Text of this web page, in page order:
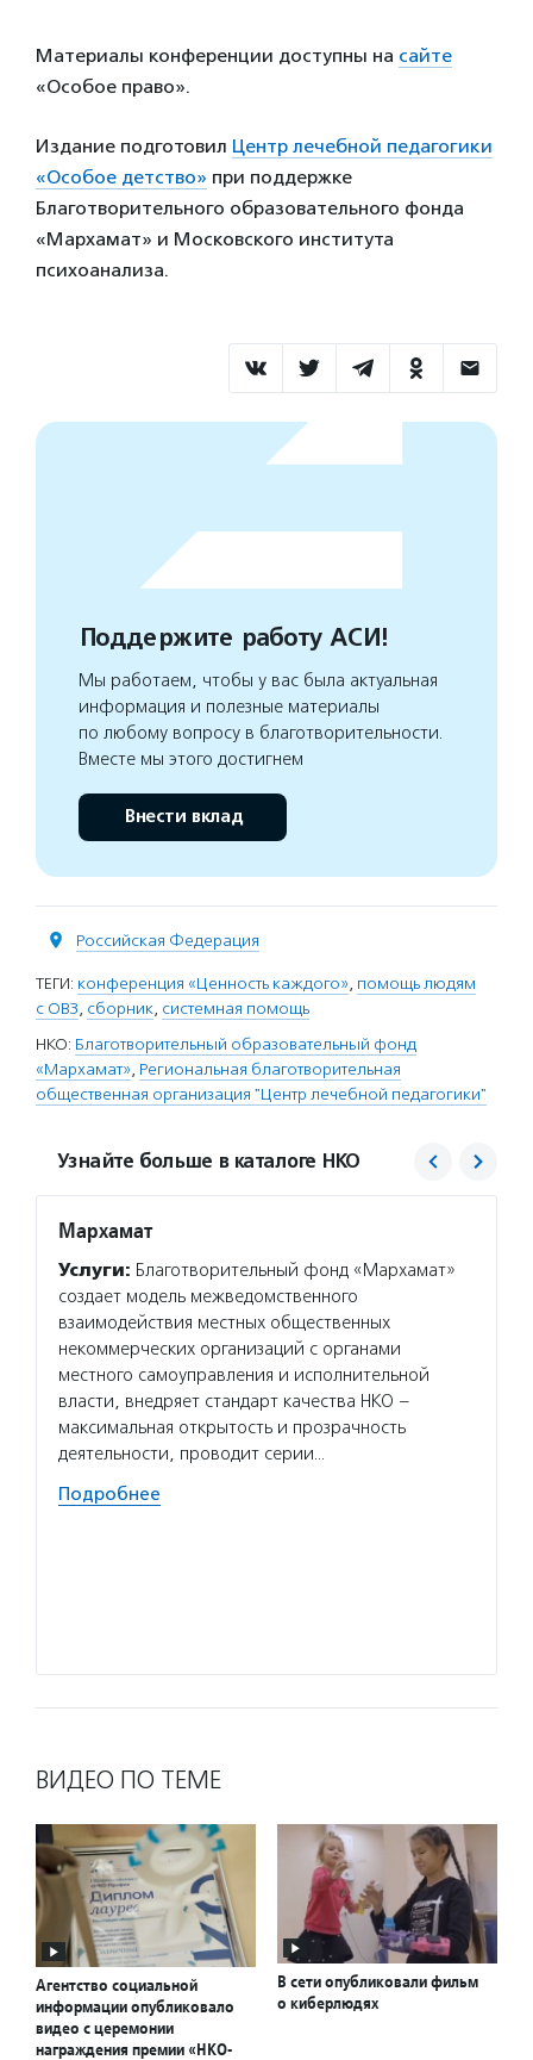
Материалы конференции доступны на сайте
«Особое право».
Издание подготовил Центр лечебной педагогики
«Особое детство» при поддержке
Благотворительного образовательного фонда
«Мархамат» и Московского института
психоанализа.
Поддержите работу АСИ!
Мы работаем, чтобы у вас была актуальная
информация и полезные материалы
по любому вопросу в благотворительности.
Вместе мы этого достигнем
Внести вклад
Российская Федерация
ТЕГИ: конференция «Ценность каждого», помощь людям
с ОВЗ, сборник, системная помощь
НКО: Благотворительный образовательный фонд
«Мархамат», Региональная благотворительная
общественная организация "Центр лечебной педагогики"
Узнайте больше в каталоге НКО
Мархамат
Услуги: Благотворительный фонд «Мархамат»
создает модель межведомственного
взаимодействия местных общественных
некоммерческих организаций с органами
местного самоуправления и исполнительной
власти, внедряет стандарт качества НКО –
максимальная открытость и прозрачность
деятельности, проводит серии…
Подробнее
ВИДЕО ПО ТЕМЕ
Агентство социальной
информации опубликовало
видео с церемонии
награждения премии «НКО-
В сети опубликовали фильм
о киберлюдях